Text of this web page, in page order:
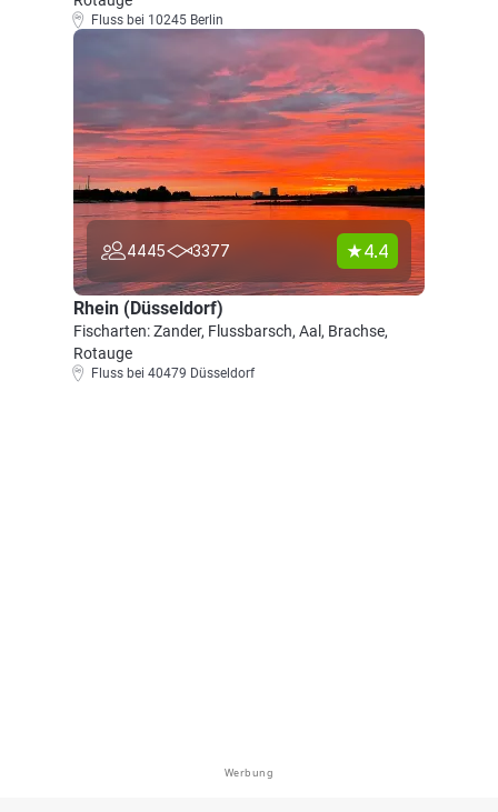
Fluss bei 10245 Berlin
4445 3377 4.4
Rhein (Düsseldorf)
Fischarten: Zander, Flussbarsch, Aal, Brachse,
Rotauge
Fluss bei 40479 Düsseldorf
Werbung